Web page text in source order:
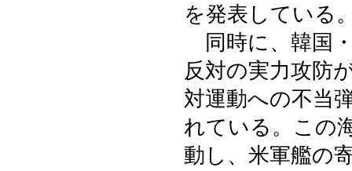
を発表している
同時に、韓国
反対の実力攻防
対運動への不当
れている。この
動し、米軍艦の